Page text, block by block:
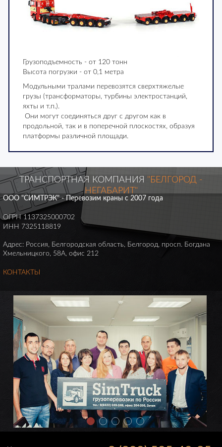
Грузоподъемность - от 120 тонн
Высота погрузки - от 0,1 метра
Модульными тралами перевозятся сверхтяжелые
грузы (трансформаторы, турбины электростанций,
яхты и т.п.).
Они могут соединяться друг с другом как в
продольной, так и в поперечной плоскостях, образуя
платформы различной площади.
ТРАНСПОРТНАЯ КОМПАНИЯ "БЕЛГОРОД -
НЕГАБАРИТ"
ООО "СИМТРЭК" - Перевозим краны с 2007 года
ОГРН 1137325000702
ИНН 7325118819
Адрес: Россия, Белгородская область, Белгород, просп. Богдана
Хмельницкого, 58А, офис 212
КОНТАКТЫ